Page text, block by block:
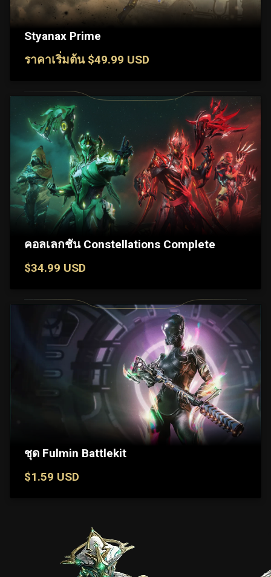
Styanax Prime
ราคาเริ่มต้น $49.99 USD
คอลเลกชัน Constellations Complete
$34.99 USD
ชุด Fulmin Battlekit
$1.59 USD